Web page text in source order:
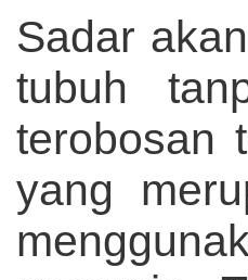
Sadar
tubuh
terobosan
yang